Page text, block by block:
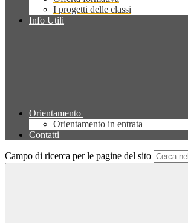
I progetti delle classi
Info Utili
Orientamento
Orientamento in entrata
Contatti
Campo di ricerca per le pagine del sito